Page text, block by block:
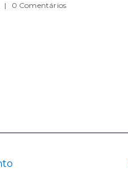
| 0 Comentários